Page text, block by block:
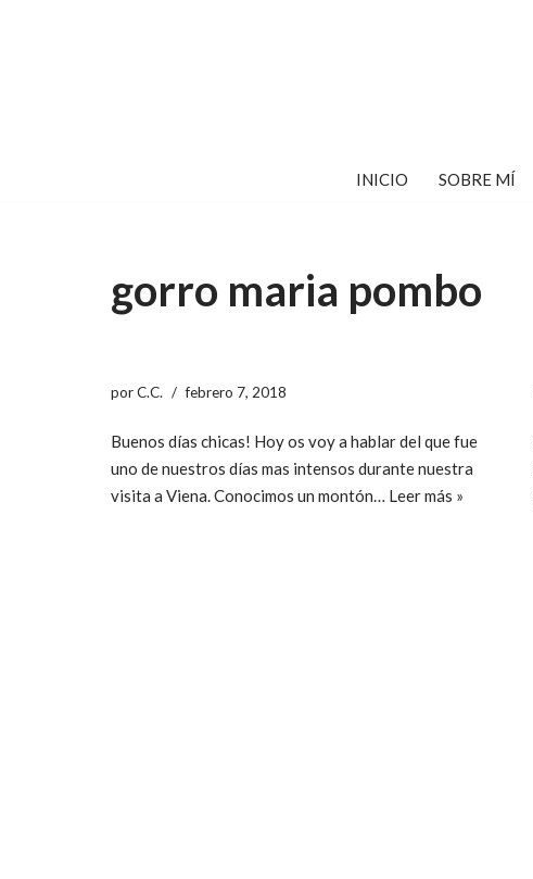
INICIO SOBRE MÍ
gorro maria pombo
porC.C. febrero 7, 2018
Buenos días chicas! Hoy os voy a hablar del que fue
uno de nuestros días mas intensos durante nuestra
visita a Viena. Conocimos un montón… Leer más »